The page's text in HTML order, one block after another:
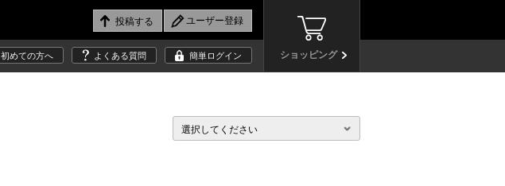
ショッピング
初めての方へ よくある質問 簡単ログイン
選択してください